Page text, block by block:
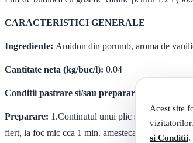
Acest site
si Conditii.
CARACTERISTICI GENERALE
Ingrediente: Amidon din porumb, aroma de
Cantitate neta (kg/buc/l): 0.04
Conditii pastrare si/sau preparare Pastrare:
Preparare: 1.Continutul unui plic se amesteca cu
fiert, la foc mic cca 1 min. amestecand usor pana